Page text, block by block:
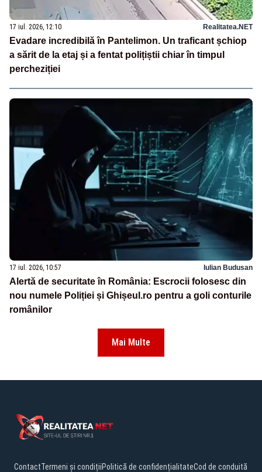
17 iul. 2026, 12:10 Realitatea.NET
Evadare incredibilă în Pantelimon. Un traficant șchiop
a sărit de la etaj și a fentat polițiștii chiar în timpul
percheziției
17 iul. 2026, 10:57 Iulian Budusan
Alertă de securitate în România: Escrocii folosesc din
nou numele Poliției și Ghișeul.ro pentru a goli conturile
românilor
Mai Multe
ContactTermeni și condițiiPolitică de confidențialitateCod de conduită